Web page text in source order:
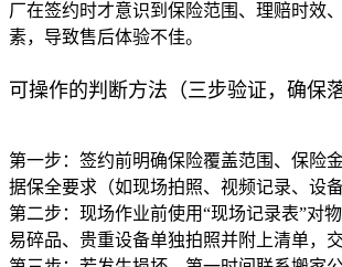
厂在签约时才意识到保险范围、理赔时效
素，导致售后体验不佳。
可操作的判断方法（三步验证，确保
第一步：签约前明确保险覆盖范围、保险
据保全要求（如现场拍照、视频记录、设
第二步：现场作业前使用“现场记录表”对
易碎品、贵重设备单独拍照并附上清单，